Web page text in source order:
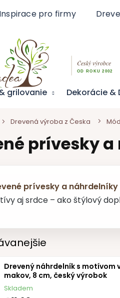
Inspirace pro firmy
grilovanie Dekorácie &
Drevená výroba z Česka
prívesky
prívesky a náhrdelníky
aj srdce – ako štýlový
Drevený náhrdelník s motívom
makov, 8 cm, český výrobok
Skladem